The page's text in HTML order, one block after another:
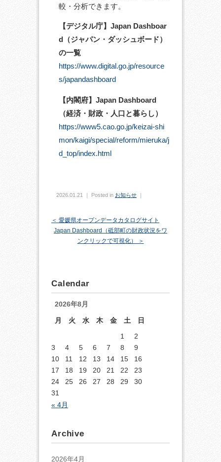
較・分析できます。
【デジタル庁】Japan Dashboar
d（ジャパン・ダッシュボード）
の一覧
https://www.digital.go.jp/resource
s/japandashboard
【内閣府】Japan Dashboard
（経済・財政・人口と暮らし）
https://www5.cao.go.jp/keizai-shi
mon/kaigi/special/reform/mieruka/j
d_top/index.html
2026.01.21 ｜ Posted in お知らせ ｜
＜ 愛媛県オープンデータカタログサイト
Japan Dashboard（砥部町の財政状況をワ
ンクリックで可視化） ＞
Calendar
2026年8月
月 火 水 木 金 土
日
1
2
3
4 5 6 7 8
9
10
11 12 13 14 15
16
17
18 19 20 21 22
23
24
25 26 27 28 29
30
31
« 4月
Archive
2026年4月